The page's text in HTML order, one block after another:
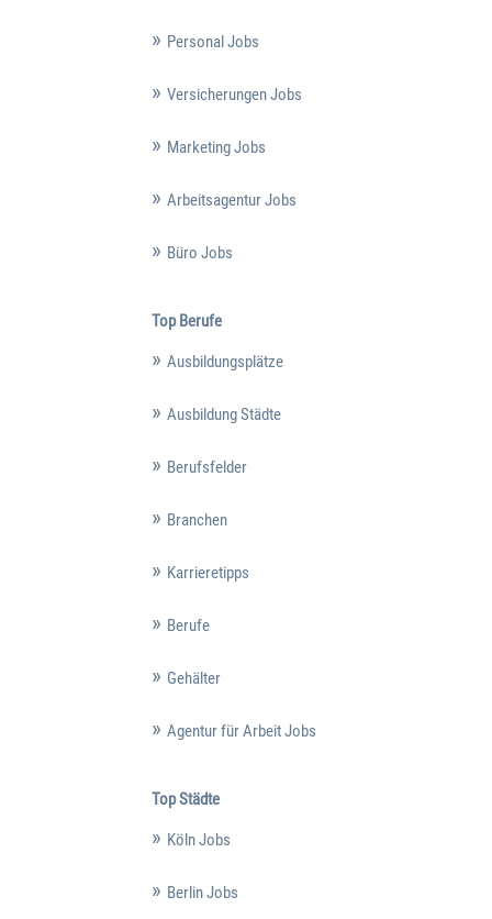
Personal Jobs
Versicherungen Jobs
Marketing Jobs
Arbeitsagentur Jobs
Büro Jobs
Top Berufe
Ausbildungsplätze
Ausbildung Städte
Berufsfelder
Branchen
Karrieretipps
Berufe
Gehälter
Agentur für Arbeit Jobs
Top Städte
Köln Jobs
Berlin Jobs